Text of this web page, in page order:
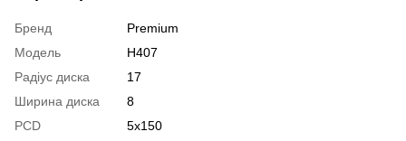
Бренд
Premium
Модель
H407
Радіус диска
17
Ширина диска
8
PCD
5x150